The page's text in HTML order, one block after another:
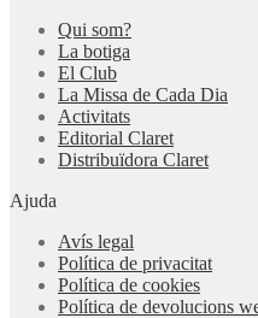
Qui som?
La botiga
El Club
La Missa de Cada Dia
Activitats
Editorial Claret
Distribuïdora Claret
Ajuda
Avís legal
Política de privacitat
Política de cookies
Política de devolucions